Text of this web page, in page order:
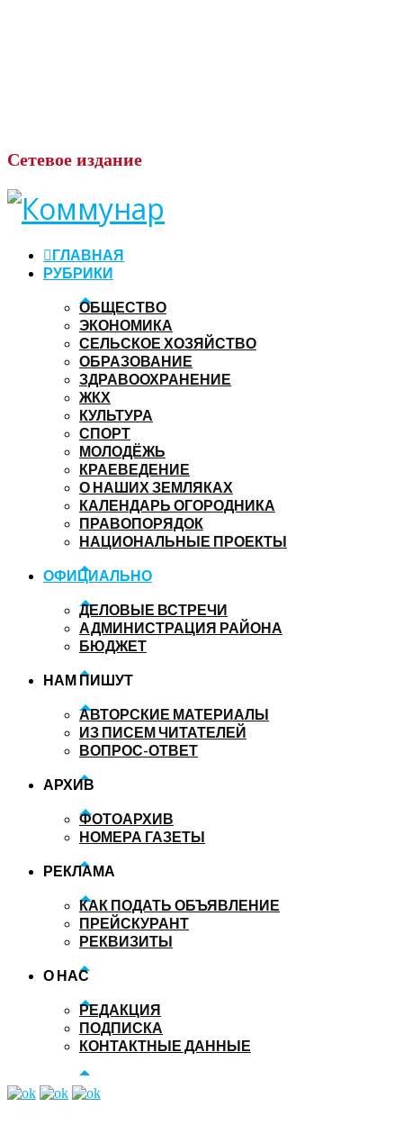
Сетевое издание
ГЛАВНАЯ
РУБРИКИ
ОБЩЕСТВО
ЭКОНОМИКА
СЕЛЬСКОЕ ХОЗЯЙСТВО
ОБРАЗОВАНИЕ
ЗДРАВООХРАНЕНИЕ
ЖКХ
КУЛЬТУРА
СПОРТ
МОЛОДЁЖЬ
КРАЕВЕДЕНИЕ
О НАШИХ ЗЕМЛЯКАХ
КАЛЕНДАРЬ ОГОРОДНИКА
ПРАВОПОРЯДОК
НАЦИОНАЛЬНЫЕ ПРОЕКТЫ
ОФИЦИАЛЬНО
ДЕЛОВЫЕ ВСТРЕЧИ
АДМИНИСТРАЦИЯ РАЙОНА
БЮДЖЕТ
НАМ ПИШУТ
АВТОРСКИЕ МАТЕРИАЛЫ
ИЗ ПИСЕМ ЧИТАТЕЛЕЙ
ВОПРОС-ОТВЕТ
АРХИВ
ФОТОАРХИВ
НОМЕРА ГАЗЕТЫ
РЕКЛАМА
КАК ПОДАТЬ ОБЪЯВЛЕНИЕ
ПРЕЙСКУРАНТ
РЕКВИЗИТЫ
О НАС
РЕДАКЦИЯ
ПОДПИСКА
КОНТАКТНЫЕ ДАННЫЕ